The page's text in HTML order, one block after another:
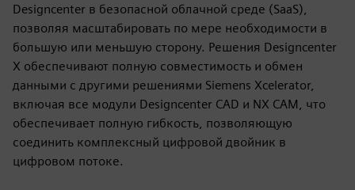
Designcenter в безопасной облачной среде (SaaS),
позволяя масштабировать по мере необходимости в
большую или меньшую сторону. Решения Designcenter
X обеспечивают полную совместимость и обмен
данными с другими решениями Siemens Xcelerator,
включая все модули Designcenter CAD и NX CAM, что
обеспечивает полную гибкость, позволяющую
соединить комплексный цифровой двойник в
цифровом потоке.